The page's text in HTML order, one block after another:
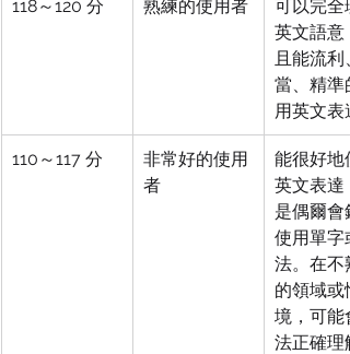
118～120 分 熟練的使用者
可以完全
英文語意
且能流利
當、精準
用英文表
110～117 分
非常好的使用
者
能很好地
英文表達
是偶爾會
使用單字
法。在不
的領域或
境，可能
法正確理